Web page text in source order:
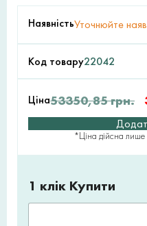
НаявністьУточнюйте
Код товару22042
Ціна53350,85грн.
*Ціна дійсна лише
1 клік Купити